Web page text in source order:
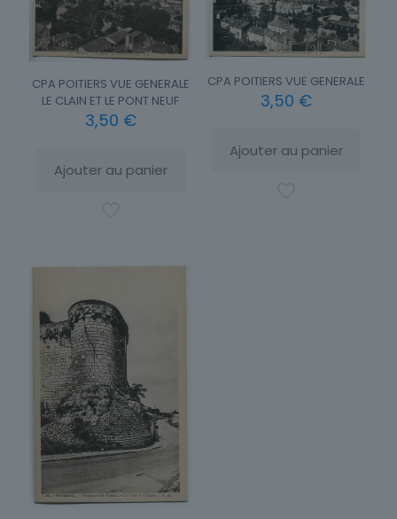
CPA POITIERS VUE GENERALE
LE CLAIN ET LE PONT NEUF
3,50 €
Ajouter au panier
CPA POITIERS VUE GENERALE
3,50 €
Ajouter au panier